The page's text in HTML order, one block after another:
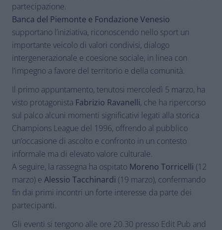
partecipazione.
Banca del Piemonte e Fondazione Venesio
supportano l’iniziativa, riconoscendo nello sport un
importante veicolo di valori condivisi, dialogo
intergenerazionale e coesione sociale, in linea con
l’impegno a favore del territorio e della comunità.
Il primo appuntamento, tenutosi mercoledì 5 marzo, ha
visto protagonista Fabrizio Ravanelli, che ha ripercorso
sul palco alcuni momenti significativi legati alla storica
Champions League del 1996, offrendo al pubblico
un’occasione di ascolto e confronto in un contesto
informale ma di elevato valore culturale.
A seguire, la rassegna ha ospitato Moreno Torricelli (12
marzo) e Alessio Tacchinardi (19 marzo), confermando
fin dai primi incontri un forte interesse da parte dei
partecipanti.
Gli eventi si tengono alle ore 20.30 presso Edit Pub and